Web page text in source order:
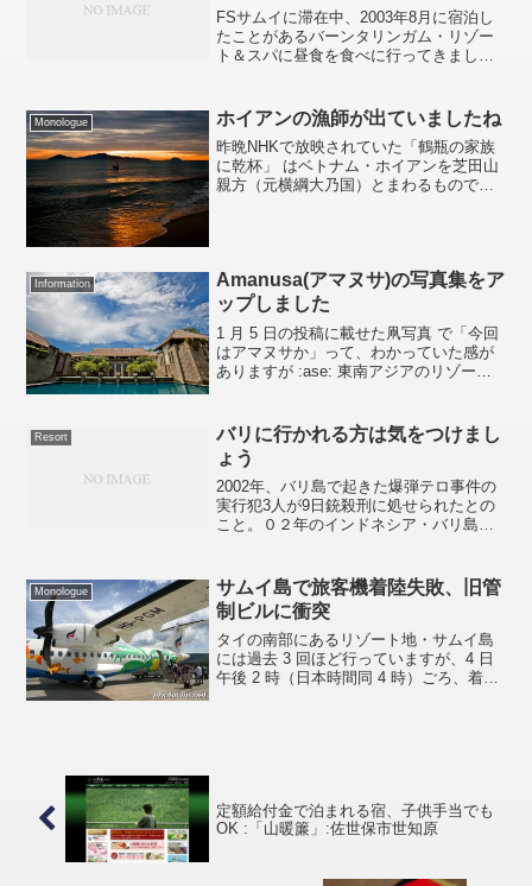
FSサムイに滞在中、2003年8月に宿泊し
たことがあるバーンタリンガム・リゾー
ト＆スパに昼食を食べに行ってきまし
が、今年の2月メリディアン ホテルリゾ
ートとの提携が打ち切...
Monologue ホイアンの漁師が出ていましたね
昨晩NHKで放映されていた「鶴瓶の家族
に乾杯」 はベトナム・ホイアンを芝田山
親方（元横綱大乃国）とまわるものでし
Information
Amanusa(アマヌサ)の写真集をア
ップしました
1 月 5 日の投稿に載せた凧写真 で「今回
はアマヌサか」って、わかっていた感が
ありますが :ase: 東南アジアのリゾート
しました。今回はいつもと構成が違って
い...
Resort
バリに行かれる方は気をつけまし
ょう
2002年、バリ島で起きた爆弾テロ事件の
実行犯3人が9日銃殺刑に処せられたとの
こと。０２年のインドネシア・バリ島爆
明、中部ジャワ州ヌサカンバンガン島で
執行された。死刑前...
Monologue
サムイ島で旅客機着陸失敗、旧管
制ビルに衝突
タイの南部にあるリゾート地・サムイ島
には過去 3 回ほど行っていますが、4 日
午後 2 時（日本時間同 4 時）ごろ、着陸
定額給付金で泊まれる宿、子供手当でも
OK :「山暖簾」:佐世保市世知原